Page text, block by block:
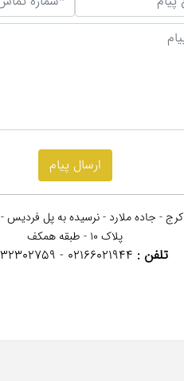
کرج - جاده ملارد - نرسیده به پل فردیس -
پلاک 10 - طبقه همکف
تلفن : 02166021944 - 02632302759